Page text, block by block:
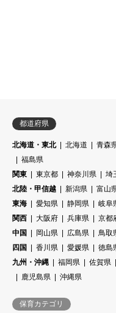
都道府県
北海道・東北 北海道 青森
福島県
関東
東京都 神奈川県 埼
北陸・甲信越
新潟県 富山
東海
愛知県 静岡県 岐阜
関西
大阪府 兵庫県 京都
中国
岡山県 広島県 鳥取
四国
香川県 愛媛県 徳島
九州・沖縄
福岡県 佐賀県
鹿児島県
沖縄県
保育カテゴリ